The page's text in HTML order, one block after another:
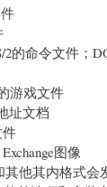
2的命令文件；
游戏文件
址文档
件
图像
其他其内格式